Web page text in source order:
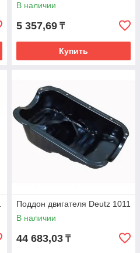
В наличии
5 357,69 ₸
Купить
Поддон двигателя Deutz 1011
В наличии
44 683,03 ₸